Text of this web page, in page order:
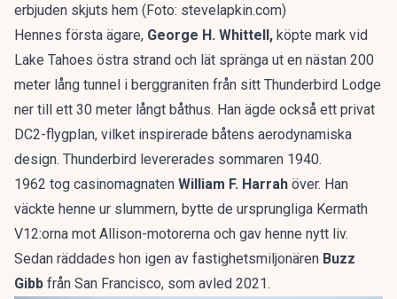
erbjuden skjuts hem (Foto: stevelapkin.com)
Hennes första ägare, George H. Whittell, köpte mark vid
Lake Tahoes östra strand och lät spränga ut en nästan 200
meter lång tunnel i berggraniten från sitt Thunderbird Lodge
ner till ett 30 meter långt båthus. Han ägde också ett privat
DC2-flygplan, vilket inspirerade båtens aerodynamiska
design. Thunderbird levererades sommaren 1940.
1962 tog casinomagnaten William F. Harrah över. Han
väckte henne ur slummern, bytte de ursprungliga Kermath
V12:orna mot Allison-motorerna och gav henne nytt liv.
Sedan räddades hon igen av fastighetsmiljonären Buzz
Gibb från San Francisco, som avled 2021.